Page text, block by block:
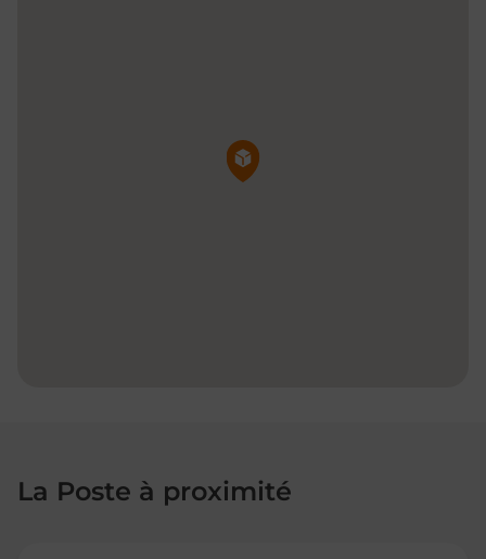
Pin de la carte
La Poste à proximité